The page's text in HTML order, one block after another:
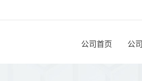
公司首页 公